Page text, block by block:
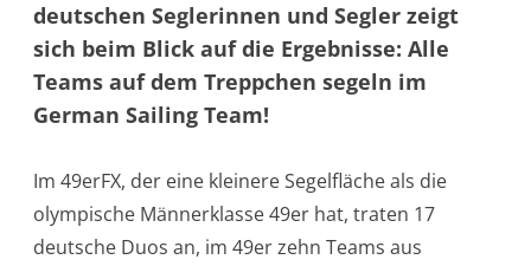
deutschen Seglerinnen und Segler zeigt
sich beim Blick auf die Ergebnisse: Alle
Teams auf dem Treppchen segeln im
German Sailing Team!
Im 49erFX, der eine kleinere Segelfläche als die
olympische Männerklasse 49er hat, traten 17
deutsche Duos an, im 49er zehn Teams aus